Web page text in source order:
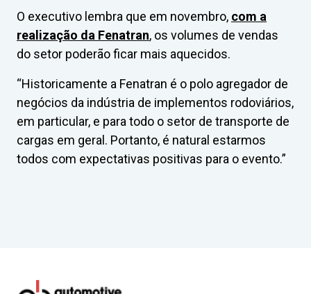
O executivo lembra que em novembro, com a
realização da Fenatran, os volumes de vendas
do setor poderão ficar mais aquecidos.
“Historicamente a Fenatran é o polo agregador de
negócios da indústria de implementos rodoviários,
em particular, e para todo o setor de transporte de
cargas em geral. Portanto, é natural estarmos
todos com expectativas positivas para o evento.”